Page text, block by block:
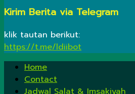
Kirim Berita via Telegram
klik tautan berikut:
https://t.me/ldiibot
Home
Contact
Jadwal Salat & Imsakiyah